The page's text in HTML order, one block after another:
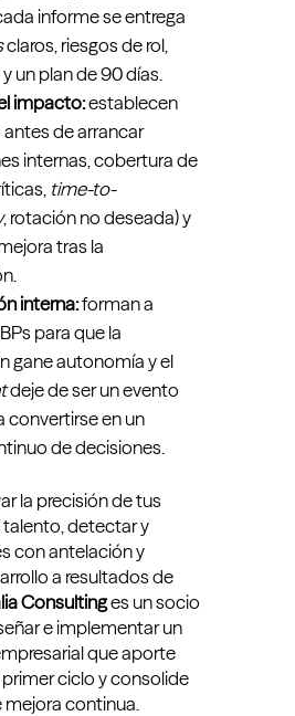
informe se entrega
claros, riesgos de rol,
y un plan de 90 días.
impacto:establecen
de arrancar
internas, cobertura de
time-to-
, rotación no deseada) y
tras la
interna:forman a
para que la
gane autonomía y el
deje de ser un evento
convertirse en un
de decisiones.
la precisión de tus
detectar y
con antelación y
a resultados de
Consultinges un socio
e implementar un
que aporte
ciclo y consolide
continua.